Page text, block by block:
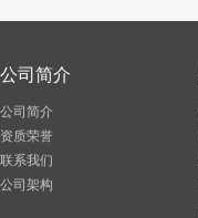
公司简介
公司简介
资质荣誉
联系我们
公司架构